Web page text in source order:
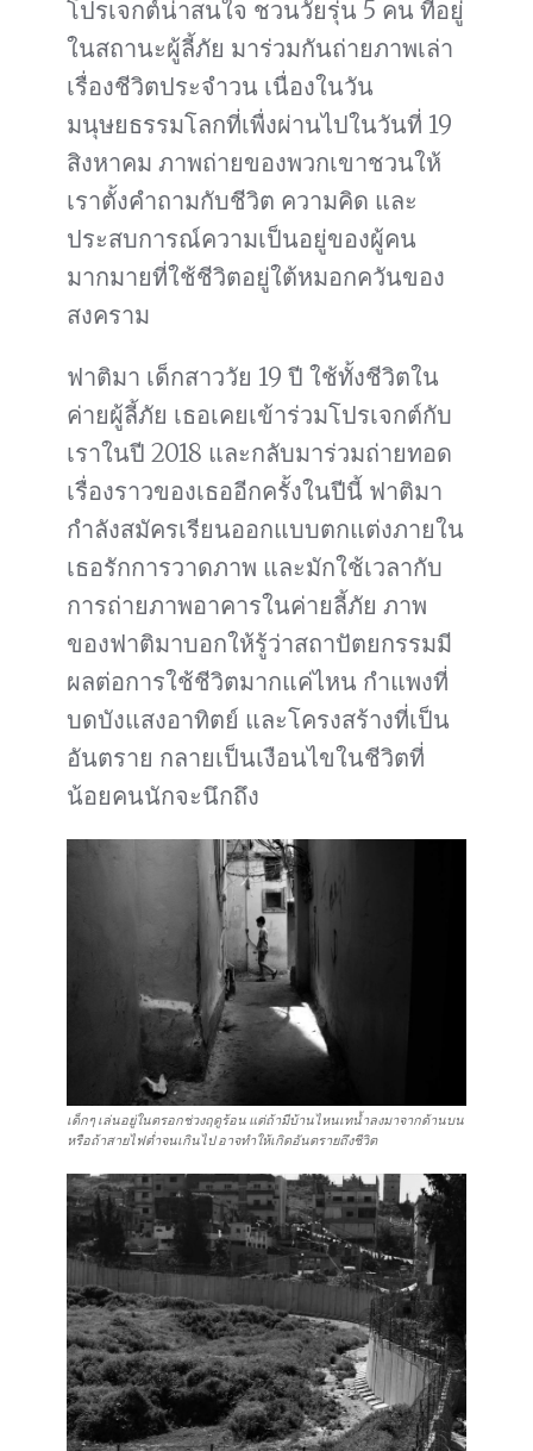
โปรเจกต์น่าสนใจ ชวนวัยรุ่น 5 คน ที่อยู่
ในสถานะผู้ลี้ภัย มาร่วมกันถ่ายภาพเล่า
เรื่องชีวิตประจำวน เนื่องในวัน
มนุษยธรรมโลกที่เพื่งผ่านไปในวันที่ 19
สิงหาคม ภาพถ่ายของพวกเขาชวนให้
เราตั้งคำถามกับชีวิต ความคิด และ
ประสบการณ์ความเป็นอยู่ของผู้คน
มากมายที่ใช้ชีวิตอยู่ใต้หมอกควันของ
สงคราม
ฟาติมา เด็กสาววัย 19 ปี ใช้ทั้งชีวิตใน
ค่ายผู้ลี้ภัย เธอเคยเข้าร่วมโปรเจกต์กับ
เราในปี 2018 และกลับมาร่วมถ่ายทอด
เรื่องราวของเธออีกครั้งในปีนี้ ฟาติมา
กำลังสมัครเรียนออกแบบตกแต่งภายใน
เธอรักการวาดภาพ และมักใช้เวลากับ
การถ่ายภาพอาคารในค่ายลี้ภัย ภาพ
ของฟาติมาบอกให้รู้ว่าสถาปัตยกรรมมี
ผลต่อการใช้ชีวิตมากแค่ไหน กำแพงที่
บดบังแสงอาทิตย์ และโครงสร้างที่เป็น
อันตราย กลายเป็นเงือนไขในชีวิตที่
น้อยคนนักจะนึกถึง
เด็กๆ เล่นอยู่ในตรอกช่วงฤดูร้อน แต่ถ้ามีบ้านไหนเทน้ำลงมาจากด้านบน
หรือถ้าสายไฟต่ำจนเกินไป อาจทำให้เกิดอันตรายถึงชีวิต